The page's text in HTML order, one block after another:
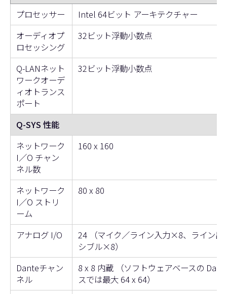
プロセッサー
Intel 64ビット アーキテクチャー
オーディオプ
ロセッシング
32ビット浮動小数点
Q-LANネット
ワークオーデ
ィオトランス
ポート
32ビット浮動小数点
Q-SYS 性能
ネットワーク
I／O チャン
ネル数
160 x 160
ネットワーク
I／O ストリ
ーム
80 x 80
アナログ I/O
24 （マイク／ライン入力×8、ライン
シブル×8）
Danteチャン
ネル
8 x 8 内蔵 （ソフトウェアベースの
スでは最大 64 x 64）